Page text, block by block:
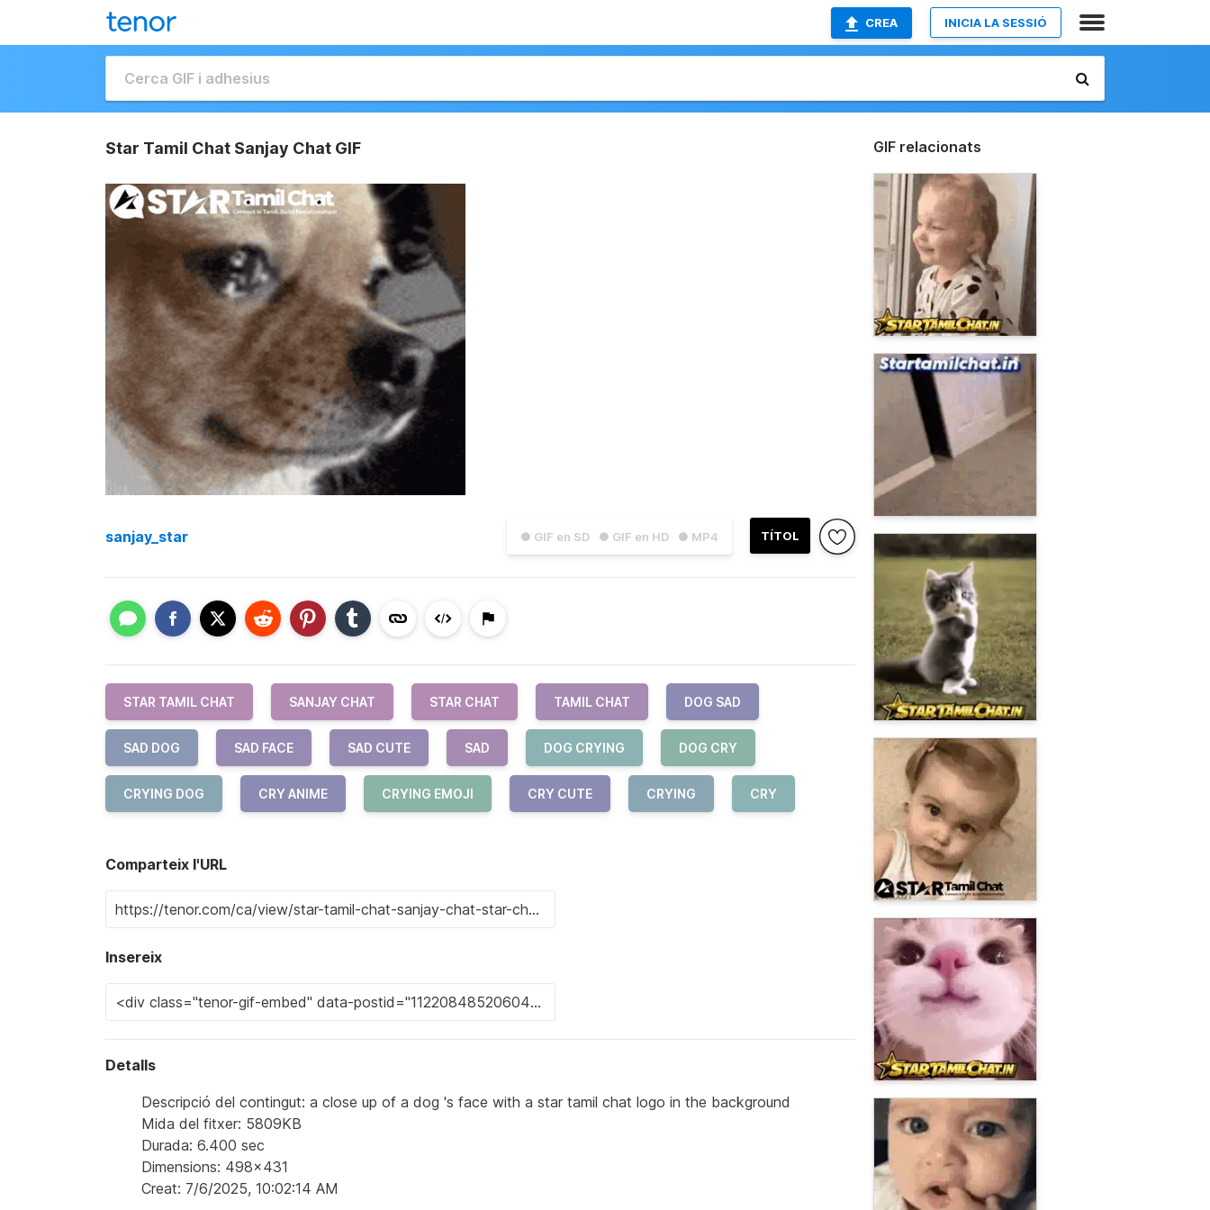
CREA INICIA LA SESSIÓ
Star Tamil Chat Sanjay Chat GIF
● GIF en SD ● GIF en HD ● MP4 TÍTOL
sanjay_star
STAR TAMIL CHAT SANJAY CHAT STAR CHAT TAMIL CHAT DOG SAD
SAD DOG SAD FACE SAD CUTE SAD DOG CRYING DOG CRY
CRYING DOG CRY ANIME CRYING EMOJI CRY CUTE CRYING CRY
Comparteix l'URL
Insereix
Detalls
Descripció del contingut: a close up of a dog 's face with a star tamil chat logo in the background
Mida del fitxer: 5809KB
Durada: 6.400 sec
Dimensions: 498x431
Creat: 7/6/2025, 10:02:14 AM
GIF relacionats